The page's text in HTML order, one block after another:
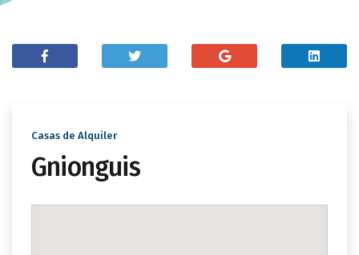
Casas de Alquiler
Gnionguis